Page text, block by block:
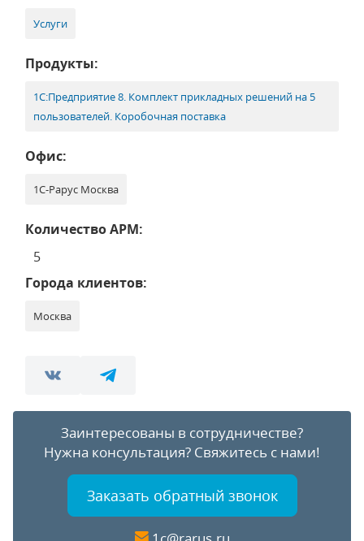
Услуги
Продукты:
1С:Предприятие 8. Комплект прикладных решений на 5
пользователей. Коробочная поставка
Офис:
1С-Рарус Москва
Количество АРМ:
5
Города клиентов:
Москва
Заинтересованы в сотрудничестве?
Нужна консультация? Свяжитесь с нами!
Заказать обратный звонок